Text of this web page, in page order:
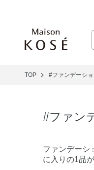
TOP #ファンデーシ
#ファン
ファンデーシ
に入りの1品